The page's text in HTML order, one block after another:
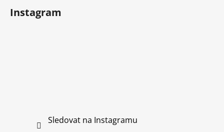
Instagram
Sledovat na Instagramu